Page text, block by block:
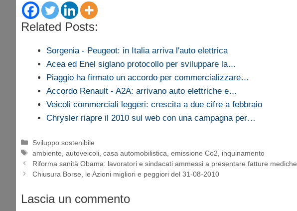
Related Posts:
Sorgenia - Peugeot: in Italia arriva l'auto elettrica
Acea ed Enel siglano protocollo per sviluppare la…
Piaggio ha firmato un accordo per commercializzare…
Accordo Renault - A2A: arrivano auto elettriche e…
Veicoli commerciali leggeri: crescita a due cifre a febbraio
Chrysler riapre il 2010 sul web con una campagna per…
Categorie
Sviluppo sostenibile
Tag
ambiente ,autoveicoli ,casa automobilistica ,emissione Co2
inquinamento
Riforma sanità Obama: lavoratori e sindacati ammessi a presentare fatture mediche
Chiusura Borse, le Azioni migliori e peggiori del 31-08-2010
Lascia un commento